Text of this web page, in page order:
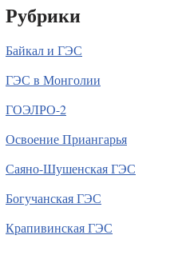
Рубрики
Байкал и ГЭС
ГЭС в Монголии
ГОЭЛРО-2
Освоение Приангарья
Саяно-Шушенская ГЭС
Богучанская ГЭС
Крапивинская ГЭС